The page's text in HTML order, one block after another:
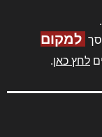
למקום
לחץ כאן.